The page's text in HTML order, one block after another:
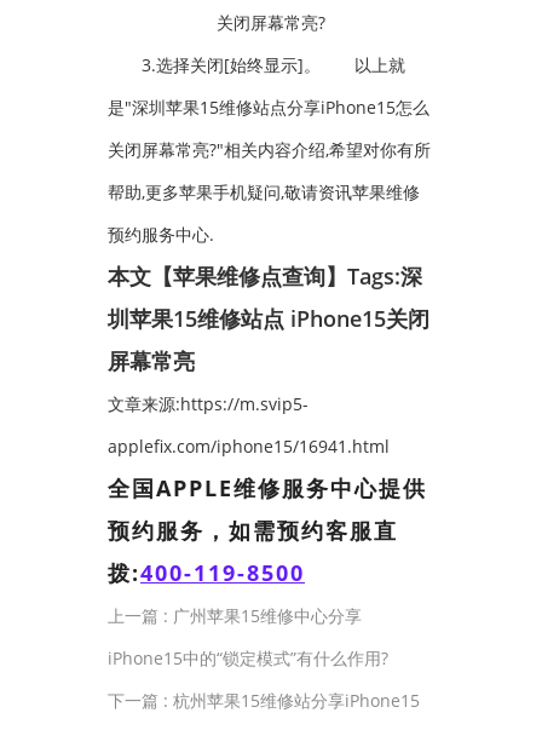
3.选择关闭[始终显示]。
以上就
是"深圳苹果15维修站点分享iPhone15怎么
关闭屏幕常亮?"相关内容介绍,希望对你有所
帮助,更多苹果手机疑问,敬请资讯苹果维修
预约服务中心.
本文【苹果维修点查询】Tags:深
圳苹果15维修站点 iPhone15关闭
屏幕常亮
文章来源:https://m.svip5-
applefix.com/iphone15/16941.html
全国APPLE维修服务中心提供
预约服务，如需预约客服直
拨:400-119-8500
上一篇 : 广州苹果15维修中心分享
iPhone15中的“锁定模式”有什么作用?
下一篇 : 杭州苹果15维修站分享iPhone15